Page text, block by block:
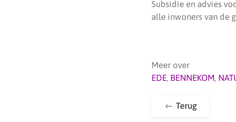
Subsidie en advies
alle inwoners van de
Meer over
EDE, BENNEKOM,
Terug